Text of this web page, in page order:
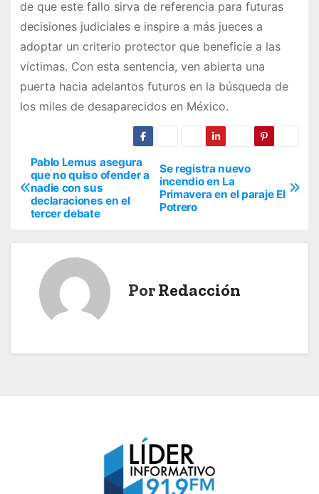
de que este fallo sirva de referencia para futuras
decisiones judiciales e inspire a más jueces a
adoptar un criterio protector que beneficie a las
víctimas. Con esta sentencia, ven abierta una
puerta hacia adelantos futuros en la búsqueda de
los miles de desaparecidos en México.
N
a
v
Se registra nuevo
incendio en La
Primavera en el paraje El
Potrero
Pablo Lemus asegura
que no quiso ofender a
nadie con sus
declaraciones en el
tercer debate
PorRedacción